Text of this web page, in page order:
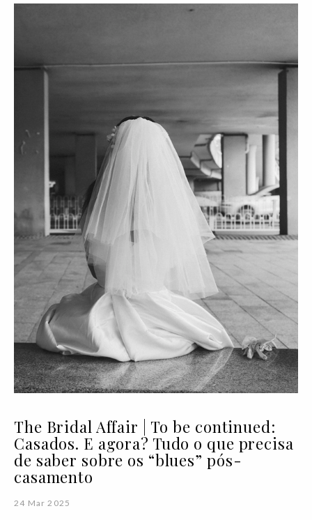
The Bridal Affair | To be continued:
Casados. E agora? Tudo o que precisa
de saber sobre os “blues” pós-
casamento
24 Mar 2025